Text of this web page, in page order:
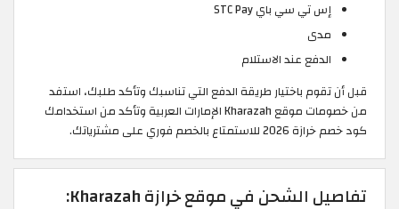
إس تي سي باي STC Pay
مدى
الدفع عند الاستلام
قبل أن تقوم باختيار طريقة الدفع التي تناسبك وتأكد طلبك، استفد
من خصومات موقع Kharazah الإمارات العربية وتأكد من استخدامك
كود خصم خرازة 2026 للاستمتاع بالخصم فوري على مشترياتك.
تفاصيل الشحن في موقع خرازة Kharazah: